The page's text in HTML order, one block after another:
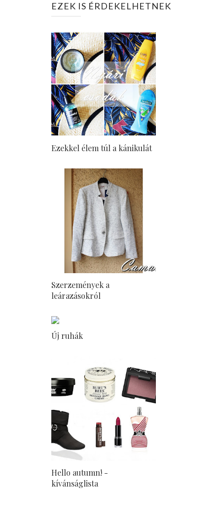
EZEK IS ÉRDEKELHETNEK
Ezekkel élem túl a kánikulát
Szerzemények a
leárazásokról
Új ruhák
Hello autumn! -
kívánságlista